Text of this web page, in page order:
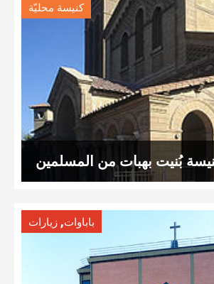
كنيسة محليّة
بُنيت بهبات من المسلمين
باباوات, زيارات